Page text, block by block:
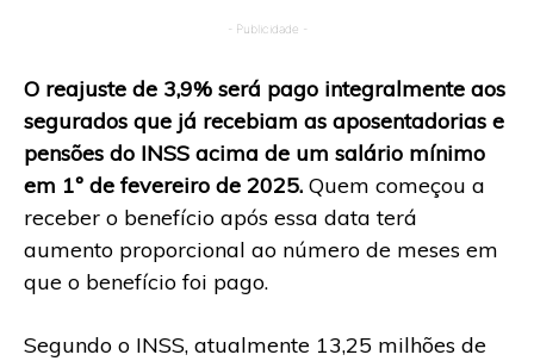
- Publicidade -
O reajuste de 3,9% será pago integralmente aos
segurados que já recebiam as aposentadorias e
pensões do INSS acima de um salário mínimo
em 1º de fevereiro de 2025. Quem começou a
receber o benefício após essa data terá
aumento proporcional ao número de meses em
que o benefício foi pago.
Segundo o INSS, atualmente 13,25 milhões de